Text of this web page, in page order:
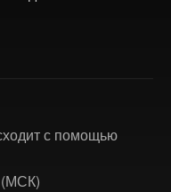
с помощью
(МСК)